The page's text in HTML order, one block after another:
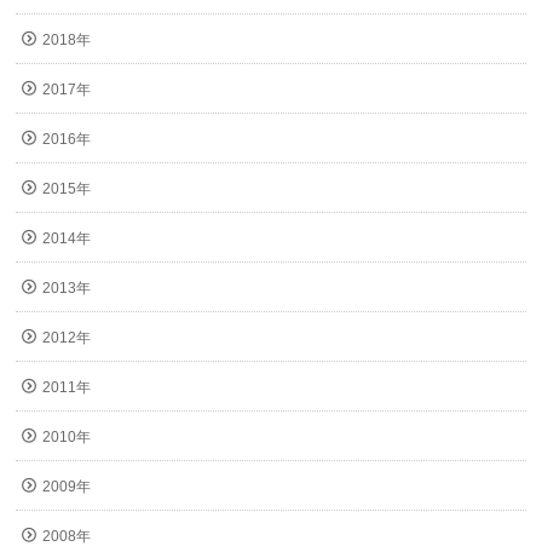
2018年
2017年
2016年
2015年
2014年
2013年
2012年
2011年
2010年
2009年
2008年